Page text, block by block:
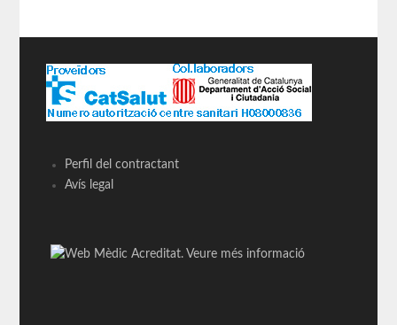
Perfil del contractant
Avís legal